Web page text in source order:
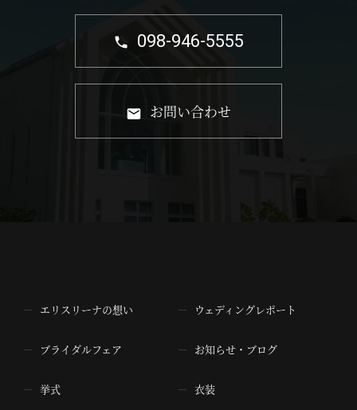
098-946-5555
お問い合わせ
エリスリーナの想い
ブライダルフェア
挙式
ウェディングレポート
お知らせ・ブログ
衣装